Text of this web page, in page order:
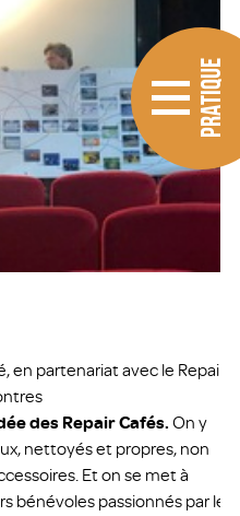
PRATIQUE
en partenariat avec le Repair
des Repair Cafés. On y
nettoyés et propres, non
Et on se met à
bénévoles passionnés par le